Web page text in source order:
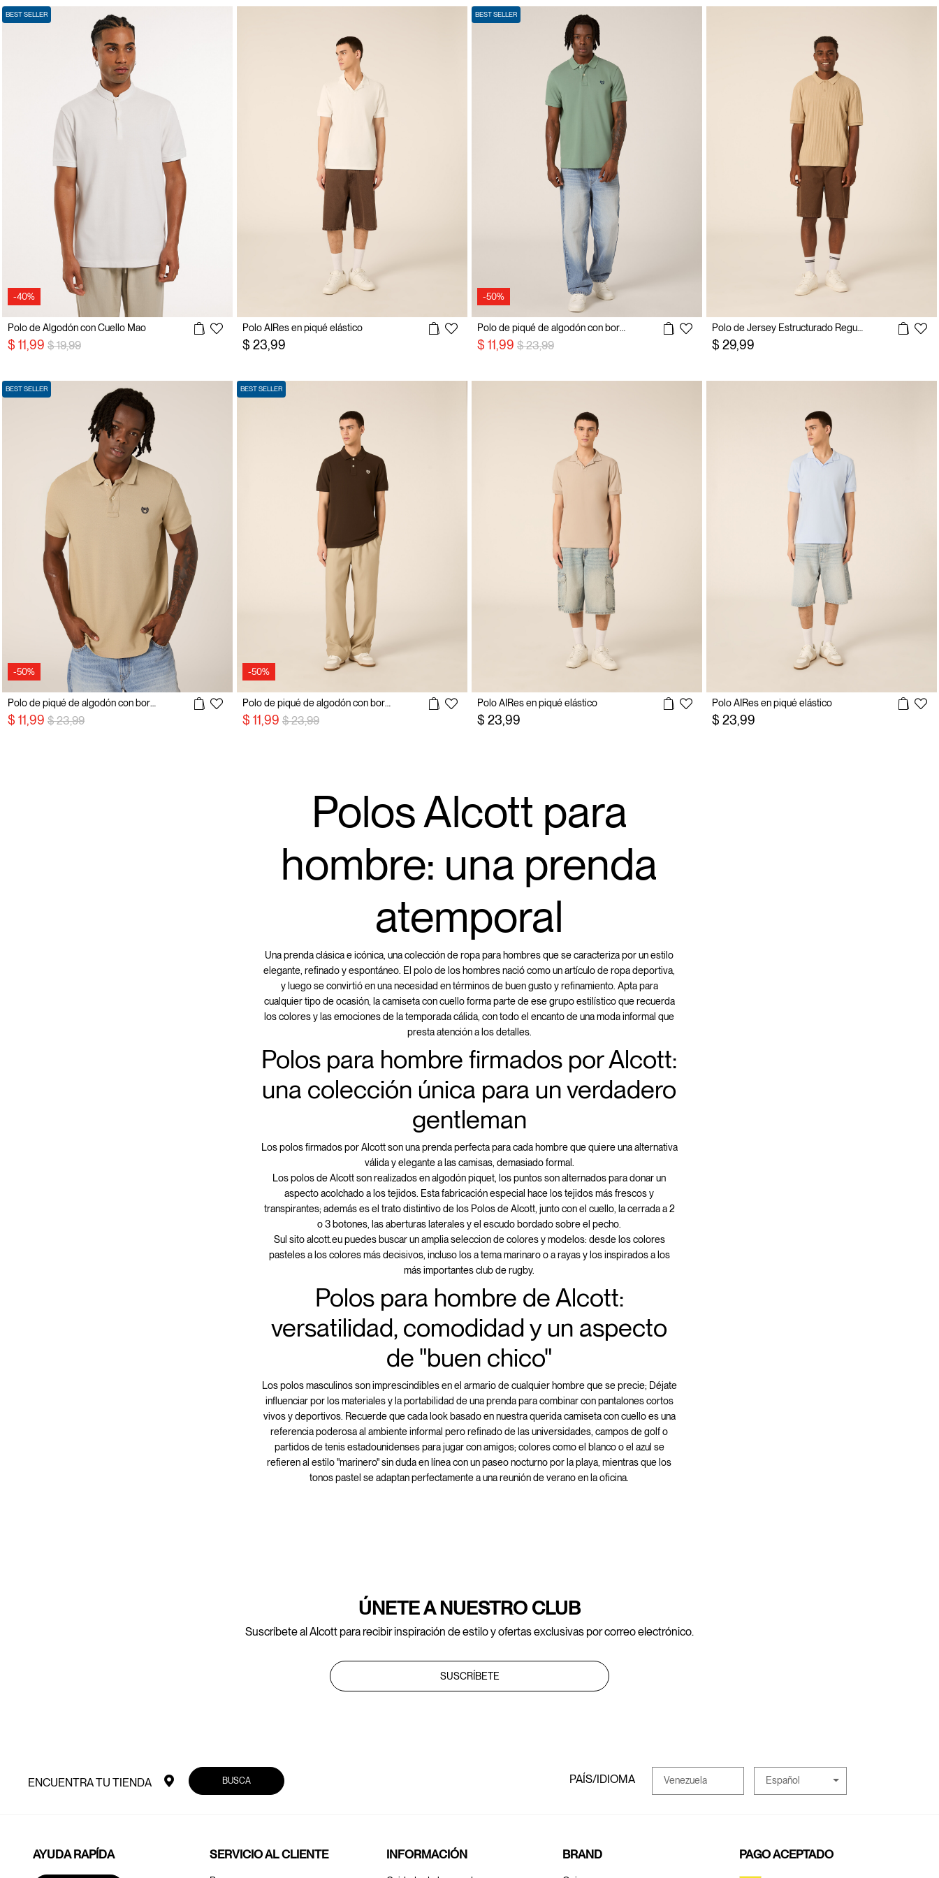
-40%
BEST SELLER
Polo de Algodón con Cuello Mao
$ 11,99 precio rebajado desde
$ 19,99a
Polo AIRes en piqué elástico
$ 23,99
-50%
BEST SELLER
$ 11,99 precio rebajado desde
$ 23,99a $ 29,99
-50%
BEST SELLER
$ 11,99 precio rebajado desde
$ 23,99a
-50%
BEST SELLER
$ 11,99 precio rebajado desde
$ 23,99a
Polo AIRes en piqué elástico
$ 23,99
Polo AIRes en piqué elástico
$ 23,99
Polos Alcott para
hombre: una prenda
atemporal
Una prenda clásica e icónica, una colección de ropa para hombres que se caracteriza por un estilo
elegante, refinado y espontáneo. El polo de los hombres nació como un artículo de ropa deportiva,
y luego se convirtió en una necesidad en términos de buen gusto y refinamiento. Apta para
cualquier tipo de ocasión, la camiseta con cuello forma parte de ese grupo estilístico que recuerda
los colores y las emociones de la temporada cálida, con todo el encanto de una moda informal que
presta atención a los detalles.
Polos para hombre firmados por Alcott:
una colección única para un verdadero
gentleman
Los polos firmados por Alcott son una prenda perfecta para cada hombre que quiere una alternativa
válida y elegante a las camisas, demasiado formal.
Los polos de Alcott son realizados en algodón piquet, los puntos son alternados para donar un
aspecto acolchado a los tejidos. Esta fabricación especial hace los tejidos más frescos y
transpirantes; además es el trato distintivo de los Polos de Alcott, junto con el cuello, la cerrada a 2
o 3 botones, las aberturas laterales y el escudo bordado sobre el pecho.
Sul sito alcott.eu puedes buscar un amplia seleccion de colores y modelos: desde los colores
pasteles a los colores más decisivos, incluso los a tema marinaro o a rayas y los inspirados a los
más importantes club de rugby.
Polos para hombre de Alcott:
versatilidad, comodidad y un aspecto
de "buen chico"
Los polos masculinos son imprescindibles en el armario de cualquier hombre que se precie; Déjate
influenciar por los materiales y la portabilidad de una prenda para combinar con pantalones cortos
vivos y deportivos. Recuerde que cada look basado en nuestra querida camiseta con cuello es una
referencia poderosa al ambiente informal pero refinado de las universidades, campos de golf o
partidos de tenis estadounidenses para jugar con amigos; colores como el blanco o el azul se
refieren al estilo "marinero" sin duda en línea con un paseo nocturno por la playa, mientras que los
tonos pastel se adaptan perfectamente a una reunión de verano en la oficina.
ÚNETE A NUESTRO CLUB
Suscríbete al Alcott para recibir inspiración de estilo y ofertas exclusivas por correo electrónico.
SUSCRÍBETE
ENCUENTRA TU TIENDA BUSCA PAÍS/IDIOMA Venezuela Español
AYUDA RAPÍDA SERVICIO AL CLIENTE INFORMACIÓN BRAND PAGO ACEPTADO